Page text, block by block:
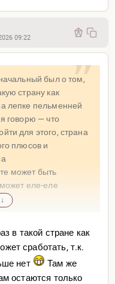
деньги на жизнь
спустя
с нуля»
не помочь.
работе низкие.
суммами с тремя
он блин меньше
тоже меньше
отговорить
и после, всегда
то когда ты с 0
вот и всё.
09:22
был о том,
страну как
лепке пельменней
говорю — что
для этого, страна
плюсов и
может быть
еле-еле
в такой стране как
сработать, т.к.
нет
Там же
остаются только